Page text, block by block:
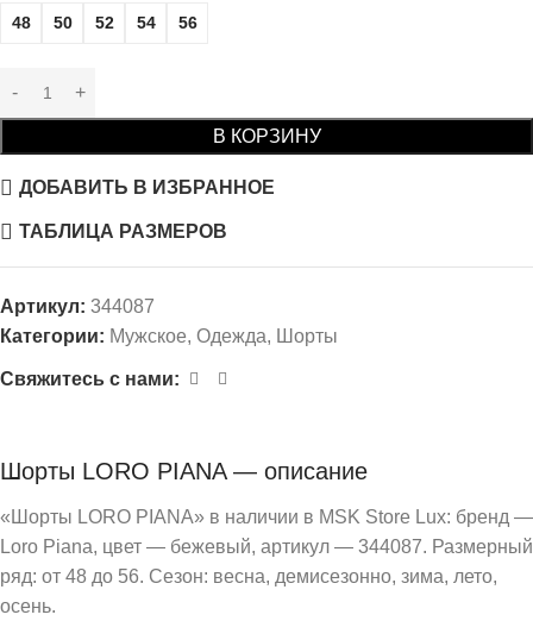
48 50 52 54 56
В КОРЗИНУ
ДОБАВИТЬ В ИЗБРАННОЕ
ТАБЛИЦА РАЗМЕРОВ
Артикул: 344087
Категории: Мужское, Одежда, Шорты
Свяжитесь с нами:
Шорты LORO PIANA — описание
«Шорты LORO PIANA» в наличии в MSK Store Lux: бренд —
Loro Piana, цвет — бежевый, артикул — 344087. Размерный
ряд: от 48 до 56. Сезон: весна, демисезонно, зима, лето,
осень.